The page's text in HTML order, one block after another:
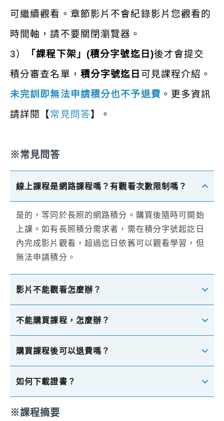
可繼續觀看。章節影片不會紀錄影片您觀看的
時間軸，請不要關閉瀏覽器。
3）
「課程下架 」(積分字號迄日)後才會提交
積分審查名單， 積分字號迄日 可見課程介紹。
未完訓即無法申請積分也不予退費 。 更多資訊
請詳閱【常見問答】。
※常見問答
線上課程是網路課程嗎？有觀看次數限制嗎？
是的，等同於長照的網路積分。購買後隨時可開始
上課。如有長照積分需求者，需在積分字號起訖日
內完成影片觀看，超過迄日依舊可以觀看學習，但
無法申請積分。
影片不能觀看怎麼辦？
不能購買課程，怎麼辦？
購買課程後可以退費嗎？
如何下載證書？
※課程摘要